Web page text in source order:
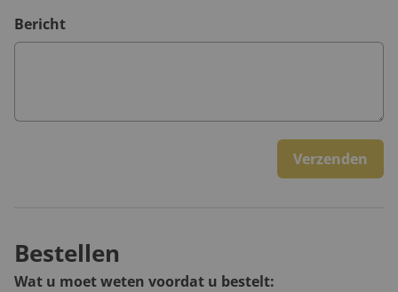
Bericht
Verzenden
Bestellen
Wat u moet weten voordat u bestelt: